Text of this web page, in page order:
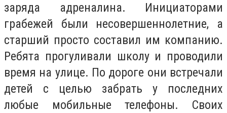
заряда адреналина. Инициаторами
грабежей были несовершеннолетние, а
старший просто составил им компанию.
Ребята прогуливали школу и проводили
время на улице. По дороге они встречали
детей с целью забрать у последних
любые мобильные телефоны. Своих